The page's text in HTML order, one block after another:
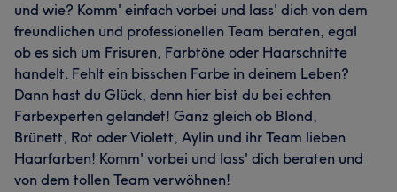
und wie? Komm' einfach vorbei und lass' dich von dem
freundlichen und professionellen Team beraten, egal
ob es sich um Frisuren, Farbtöne oder Haarschnitte
handelt. Fehlt ein bisschen Farbe in deinem Leben?
Dann hast du Glück, denn hier bist du bei echten
Farbexperten gelandet! Ganz gleich ob Blond,
Brünett, Rot oder Violett, Aylin und ihr Team lieben
Haarfarben! Komm' vorbei und lass' dich beraten und
von dem tollen Team verwöhnen!